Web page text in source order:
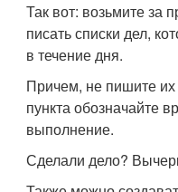
Так вот: возьмите за
писать списки дел,
в течение дня.
Причем, не пишите
пункта обозначайте
выполнение.
Сделали дело?